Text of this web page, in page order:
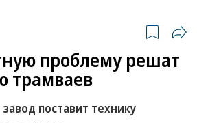
проблему решат
трамваев
поставит технику